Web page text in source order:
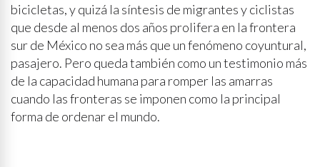
bicicletas, y quizá la síntesis de migrantes y ciclistas
que desde al menos dos años prolifera en la frontera
sur de México no sea más que un fenómeno coyuntural,
pasajero. Pero queda también como un testimonio más
de la capacidad humana para romper las amarras
cuando las fronteras se imponen como la principal
forma de ordenar el mundo.